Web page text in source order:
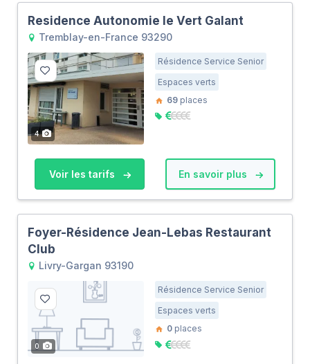
Residence Autonomie le Vert Galant
Tremblay-en-France 93290
4
Résidence Service Senior
Espaces verts
69 places
Voir les tarifs En savoir plus
Foyer-Résidence Jean-Lebas Restaurant
Club
Livry-Gargan 93190
0
Résidence Service Senior
Espaces verts
0 places